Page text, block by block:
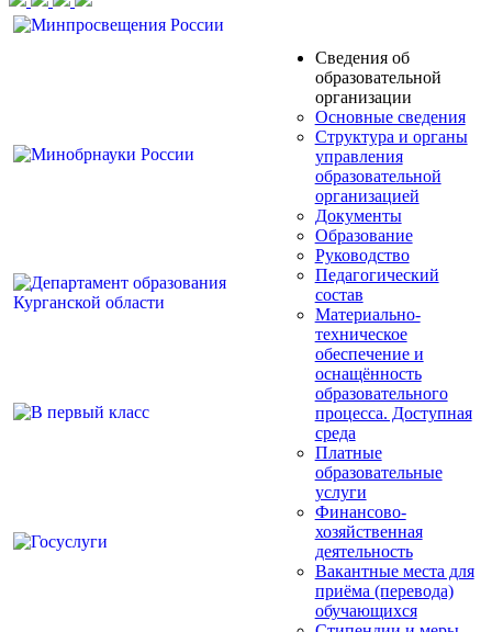
Сведения об
образовательной
организации
Основные сведения
Структура и органы
управления
образовательной
организацией
Документы
Образование
Руководство
Педагогический
состав
Материально-
техническое
обеспечение и
оснащённость
образовательного
процесса. Доступная
среда
Платные
образовательные
услуги
Финансово-
хозяйственная
деятельность
Вакантные места для
приёма (перевода)
обучающихся